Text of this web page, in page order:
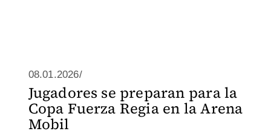
08.01.2026/
Jugadores se preparan para la
Copa Fuerza Regia en la Arena
Mobil